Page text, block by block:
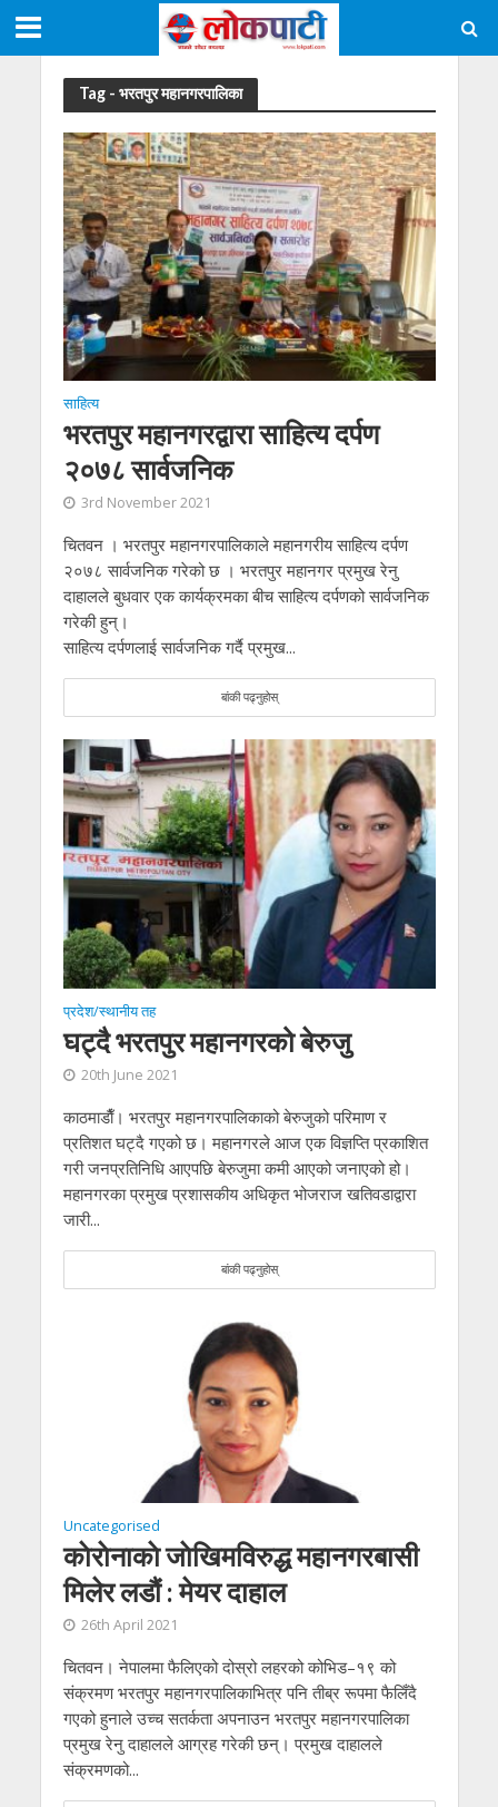
Tag - भरतपुर महानगरपालिका
साहित्य
भरतपुर महानगरद्वारा साहित्य दर्पण
२०७८ सार्वजनिक
3rd November 2021
चितवन । भरतपुर महानगरपालिकाले महानगरीय साहित्य दर्पण
२०७८ सार्वजनिक गरेको छ । भरतपुर महानगर प्रमुख रेनु
दाहालले बुधवार एक कार्यक्रमका बीच साहित्य दर्पणको सार्वजनिक
गरेकी हुन्।
साहित्य दर्पणलाई सार्वजनिक गर्दै प्रमुख...
बांकी पढ्नुहोस्
प्रदेश/स्थानीय तह
घट्दै भरतपुर महानगरको बेरुजु
20th June 2021
काठमाडाैँ। भरतपुर महानगरपालिकाको बेरुजुको परिमाण र
प्रतिशत घट्दै गएको छ। महानगरले आज एक विज्ञप्ति प्रकाशित
गरी जनप्रतिनिधि आएपछि बेरुजुमा कमी आएको जनाएको हो।
महानगरका प्रमुख प्रशासकीय अधिकृत भोजराज खतिवडाद्वारा
जारी...
बांकी पढ्नुहोस्
Uncategorised
काेराेनाकाे जाेखिमविरुद्ध महानगरबासी
मिलेर लडौं : मेयर दाहाल
26th April 2021
चितवन। नेपालमा फैलिएको दोस्रो लहरको कोभिड–१९ को
संक्रमण भरतपुर महानगरपालिकाभित्र पनि तीब्र रूपमा फैलिँदै
गएको हुनाले उच्च सतर्कता अपनाउन भरतपुर महानगरपालिका
प्रमुख रेनु दाहालले आग्रह गरेकी छन्। प्रमुख दाहालले
संक्रमणको...